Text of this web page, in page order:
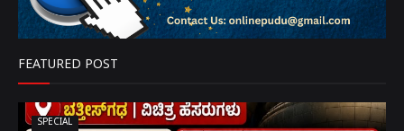
FEATURED POST
SPECIAL